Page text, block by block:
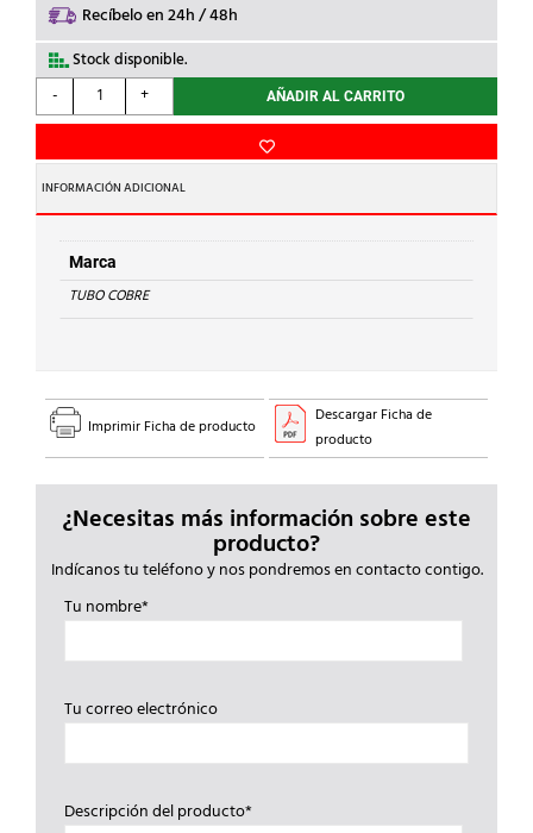
Recíbelo en 24h / 48h
Stock disponible.
-
TUBO
COBRE
TUBO
DE
COBRE
EN
TIRA
12x1
cantidad
+ AÑADIR AL CARRITO
INFORMACIÓN ADICIONAL
Marca
TUBO COBRE
Imprimir Ficha de producto
Descargar Ficha de
producto
¿Necesitas más información sobre este
producto?
Indícanos tu teléfono y nos pondremos en contacto contigo.
Tu nombre*
Tu correo electrónico
Descripción del producto*